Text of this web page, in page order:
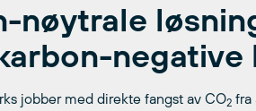
nøytrale
negative
jobber med direkte fangst av CO2 fra